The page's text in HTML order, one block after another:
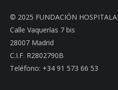
© 2025 FUNDACIÓN
Calle Vaquerías 7 bis
28007 Madrid
C.I.F. R2802790B
Teléfono: +34 91 573 66 53